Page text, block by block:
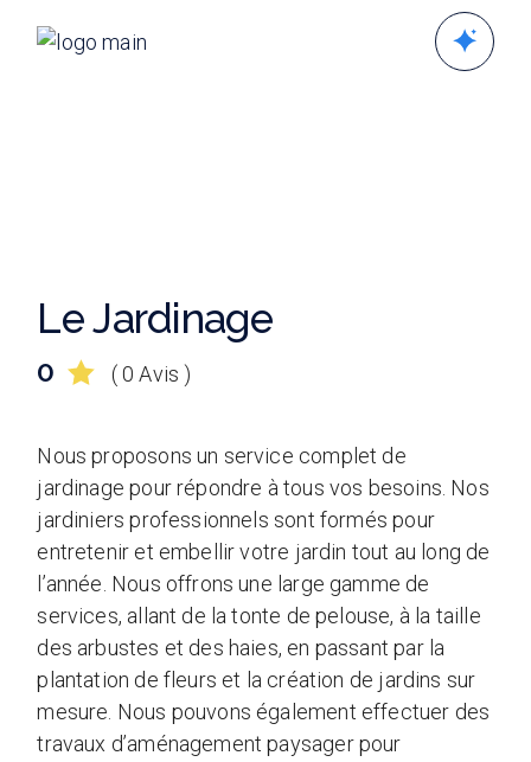
Le Jardinage
0 ( 0 Avis )
Nous proposons un service complet de
jardinage pour répondre à tous vos besoins. Nos
jardiniers professionnels sont formés pour
entretenir et embellir votre jardin tout au long de
l’année. Nous offrons une large gamme de
services, allant de la tonte de pelouse, à la taille
des arbustes et des haies, en passant par la
plantation de fleurs et la création de jardins sur
mesure. Nous pouvons également effectuer des
travaux d’aménagement paysager pour